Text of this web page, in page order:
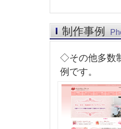
制作事例
◇その他多数
例です。